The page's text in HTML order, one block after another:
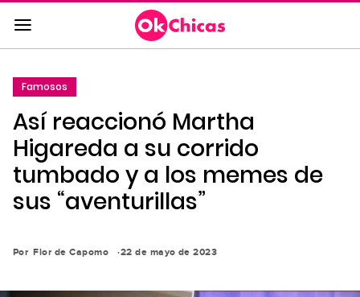
Saltar
al
contenido
a
la
navegación
principal
Famosos
Así reaccionó Martha
Higareda a su corrido
tumbado y a los memes de
sus “aventurillas”
Por Flor de Capomo 22 de mayo de 2023